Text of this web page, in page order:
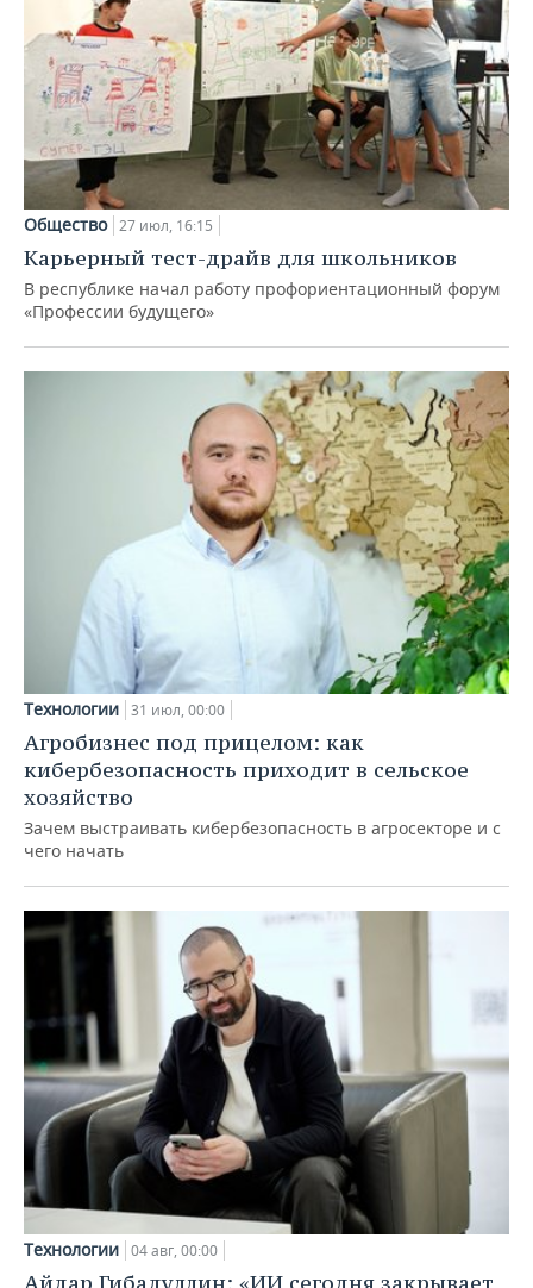
Общество 27 июл, 16:15
Карьерный тест-драйв для школьников
В республике начал работу профориентационный форум
«Профессии будущего»
Технологии 31 июл, 00:00
Агробизнес под прицелом: как
кибербезопасность приходит в сельское
хозяйство
Зачем выстраивать кибербезопасность в агросекторе и с
чего начать
Технологии 04 авг, 00:00
Айдар Гибадуллин: «ИИ сегодня закрывает